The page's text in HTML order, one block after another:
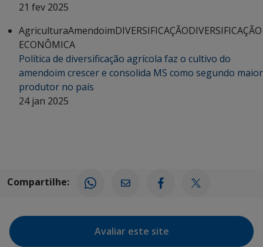
21 fev 2025
AgriculturaAmendoimDIVERSIFICAÇÃODIVERSIFICAÇÃO
ECONÔMICA
Política de diversificação agrícola faz o cultivo do
amendoim crescer e consolida MS como segundo maior
produtor no país
24 jan 2025
Compartilhe:
Avaliar este site